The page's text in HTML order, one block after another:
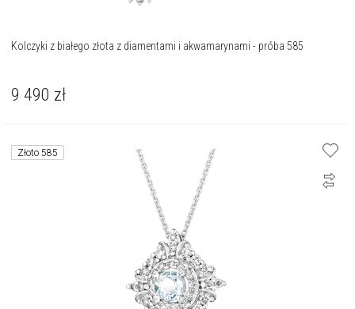
Kolczyki z białego złota z diamentami i akwamarynami - próba 585
9 490 zł
Złoto 585